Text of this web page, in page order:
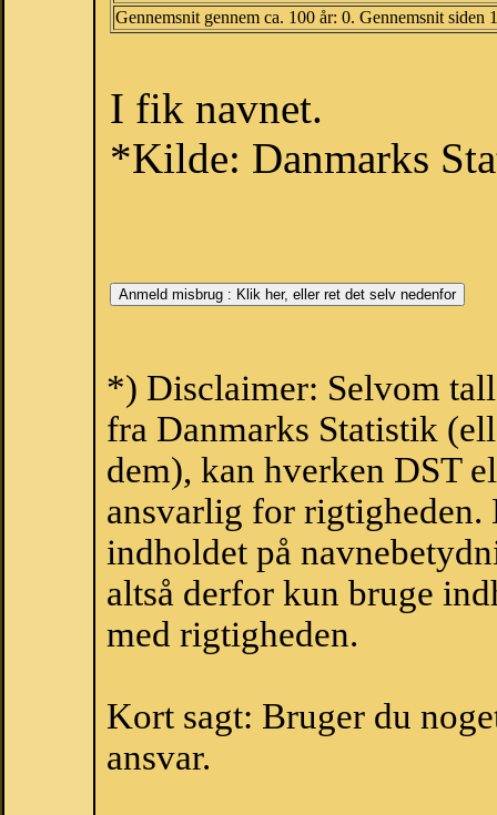
Gennemsnit gennem ca. 100 år: 0. Gennemsnit siden
I fik navnet.
*Kilde: Danmarks
*) Disclaimer: Selvom
fra Danmarks Statistik
dem), kan hverken DST
ansvarlig for
indholdet på
altså derfor kun bruge
med rigtigheden.
Kort sagt: Bruger du
ansvar.